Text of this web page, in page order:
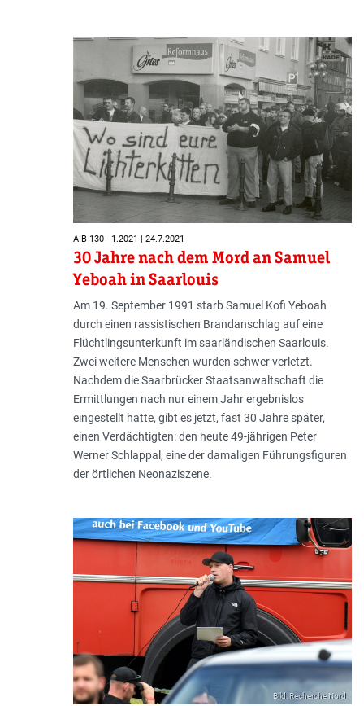
AIB 130 - 1.2021 | 24.7.2021
30 Jahre nach dem Mord an Samuel
Yeboah in Saarlouis
Am 19. September 1991 starb Samuel Kofi Yeboah
durch einen rassistischen Brandanschlag auf eine
Flüchtlingsunterkunft im saarländischen Saarlouis.
Zwei weitere Menschen wurden schwer verletzt.
Nachdem die Saarbrücker Staatsanwaltschaft die
Ermittlungen nach nur einem Jahr ergebnislos
eingestellt hatte, gibt es jetzt, fast 30 Jahre später,
einen Verdächtigten: den heute 49-jährigen Peter
Werner Schlappal, eine der damaligen Führungsfiguren
der örtlichen Neonaziszene.
Bild: Recherche Nord